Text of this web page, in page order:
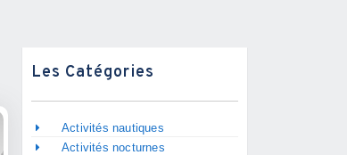
Les Catégories
Activités nautiques
Activités nocturnes